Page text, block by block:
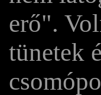
erő".
tünetek